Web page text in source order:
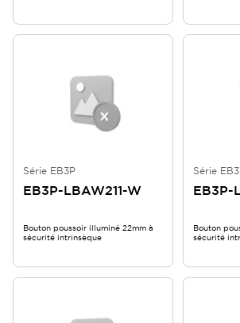
Série EB3P
EB3P-LBAW211-W
Bouton poussoir illuminé 22mm à
sécurité intrinsèque
Série
EB3P-
Bouton
sécurité